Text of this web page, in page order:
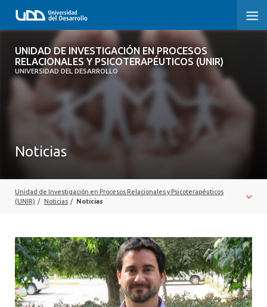
UNIDAD DE INVESTIGACIÓN EN PROCESOS
RELACIONALES Y PSICOTERAPÉUTICOS (UNIR)
UNIVERSIDAD DEL DESARROLLO
UNIDAD DE INVESTIGACIÓN EN
PROCESOS RELACIONALES Y
PSICOTERAPÉUTICOS (UNIR)
EQUIPO
Noticias
Unidad de Investigación en Procesos Relacionales y Psicoterapéuticos
(UNIR) / Noticias / Noticias